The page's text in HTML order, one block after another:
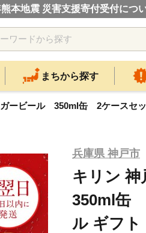
本地震 災害支援寄付受付につ
まちから探す
ービール 350ml缶 2ケースセッ
兵庫県 神戸市
キリン
350ml缶
ル ギフト